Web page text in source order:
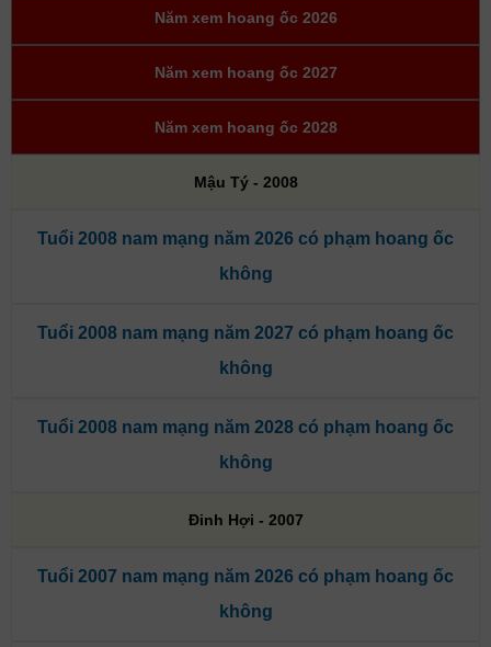
Năm xem hoang ốc 2026
Năm xem hoang ốc 2027
Năm xem hoang ốc 2028
Mậu Tý - 2008
Tuổi 2008 nam mạng năm 2026 có phạm hoang ốc
không
Tuổi 2008 nam mạng năm 2027 có phạm hoang ốc
không
Tuổi 2008 nam mạng năm 2028 có phạm hoang ốc
không
Đinh Hợi - 2007
Tuổi 2007 nam mạng năm 2026 có phạm hoang ốc
không